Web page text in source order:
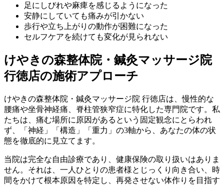
足にしびれや麻痺を感じるようになった
安静にしていても痛みが引かない
歩行や立ち上がりの動作が困難になった
セルフケアを続けても変化が見られない
けやきの森整体院・鍼灸マッサージ院
行徳店の施術アプローチ
けやきの森整体院・鍼灸マッサージ院 行徳店は、慢性的な
腰痛や坐骨神経痛、脊柱管狭窄症に特化した専門院です。私
たちは、痛む場所に原因があるという固定観念にとらわれ
ず、「神経」「構造」「重力」の3軸から、あなたの体の状
態を徹底的に見立てます。
当院は完全な自由診療であり、健康保険の取り扱いはありま
せん。それは、一人ひとりの患者様とじっくり向き合い、時
間をかけて根本原因を特定し、再発させない体作りを目指す